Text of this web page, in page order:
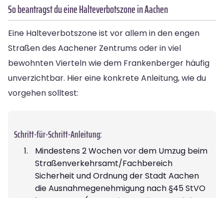
So beantragst du eine Halteverbotszone in Aachen
Eine Halteverbotszone ist vor allem in den engen
Straßen des Aachener Zentrums oder in viel
bewohnten Vierteln wie dem Frankenberger häufig
unverzichtbar. Hier eine konkrete Anleitung, wie du
vorgehen solltest:
Schritt-für-Schritt-Anleitung:
Mindestens 2 Wochen vor dem Umzug beim
Straßenverkehrsamt/Fachbereich
Sicherheit und Ordnung der Stadt Aachen
die Ausnahmegenehmigung nach §45 StVO